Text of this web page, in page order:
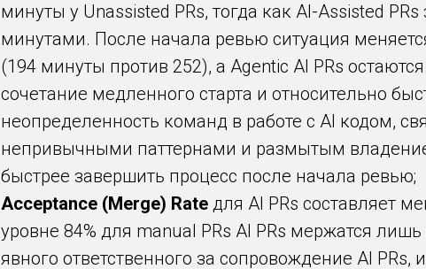
минуты у Unassisted PRs, тогда как AI-Assisted
минутами. После начала ревью ситуация
(194 минуты против 252), а Agentic AI PRs
сочетание медленного старта и относительно
неопределенность команд в работе с AI кодом,
непривычными паттернами и размытым
быстрее завершить процесс после начала ревью;
Acceptance (Merge) Rate для AI PRs составляет
уровне 84% для manual PRs AI PRs мержатся
явного ответственного за сопровождение AI